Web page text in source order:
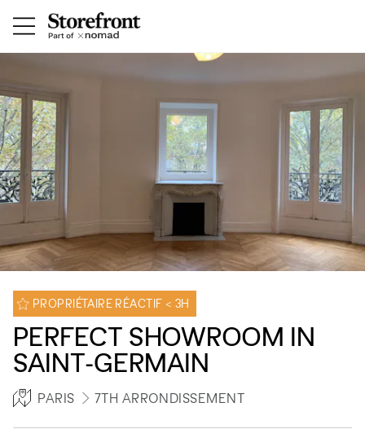
PROPRIÉTAIRE RÉACTIF < 3H
PERFECT SHOWROOM IN
SAINT-GERMAIN
PARIS 7TH ARRONDISSEMENT